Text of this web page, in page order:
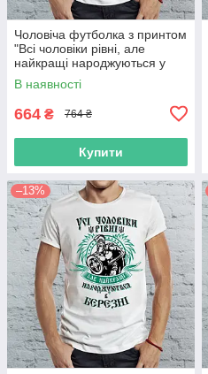
Чоловіча футболка з принтом
"Всі чоловіки рівні, але
найкращі народжуються у
лютому" Push IT
В наявності
664 ₴ 764 ₴
Купити
–13%